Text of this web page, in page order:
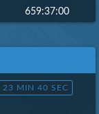
659:37:00
23 MIN 41 SEC